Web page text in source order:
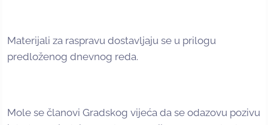
Materijali za raspravu dostavljaju se u prilogu
predloženog dnevnog reda.
Mole se članovi Gradskog vijeća da se odazovu pozivu